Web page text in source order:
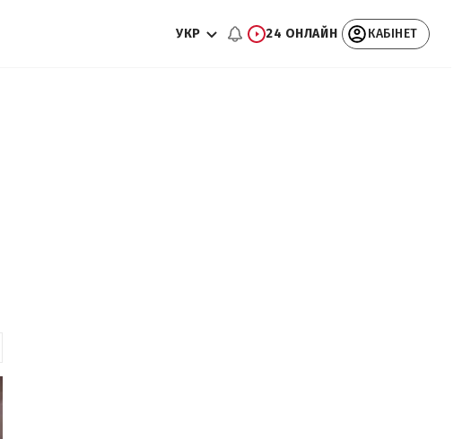
УКР 24 ОНЛАЙН КАБІНЕТ